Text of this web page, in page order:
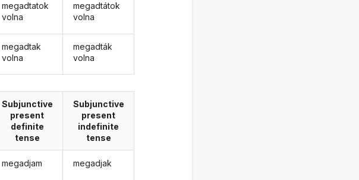
megadtatok
volna
megadtak
volna
megadtátok
volna
megadták
volna
Subjunctive
present
definite
tense
megadjam
Subjunctive
present
indefinite
tense
megadjak